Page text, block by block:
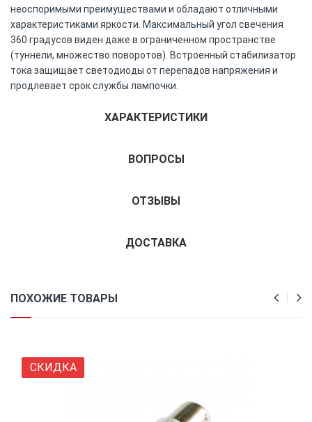
неоспоримыми преимуществами и обладают отличными
характеристиками яркости. Максимальный угол свечения
360 градусов виден даже в ограниченном пространстве
(туннели, множество поворотов). Встроенный стабилизатор
тока защищает светодиоды от перепадов напряжения и
продлевает срок службы лампочки.
ХАРАКТЕРИСТИКИ
ВОПРОСЫ
ОТЗЫВЫ
ДОСТАВКА
ПОХОЖИЕ ТОВАРЫ
СКИДКА